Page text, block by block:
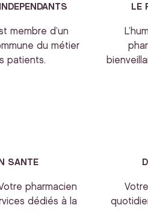
membre d’un
du métier
patients.
LE
SANTE
pharmacien
dédiés à la